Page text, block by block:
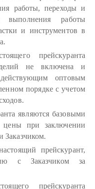
работы, переходы и
выполнения работы
и инструментов в
прейскуранта
не включена и
оптовым
порядке с учетом
являются базовыми
цены при заключении
Заказчиком.
прейскурант,
с Заказчиком за
прейскуранта